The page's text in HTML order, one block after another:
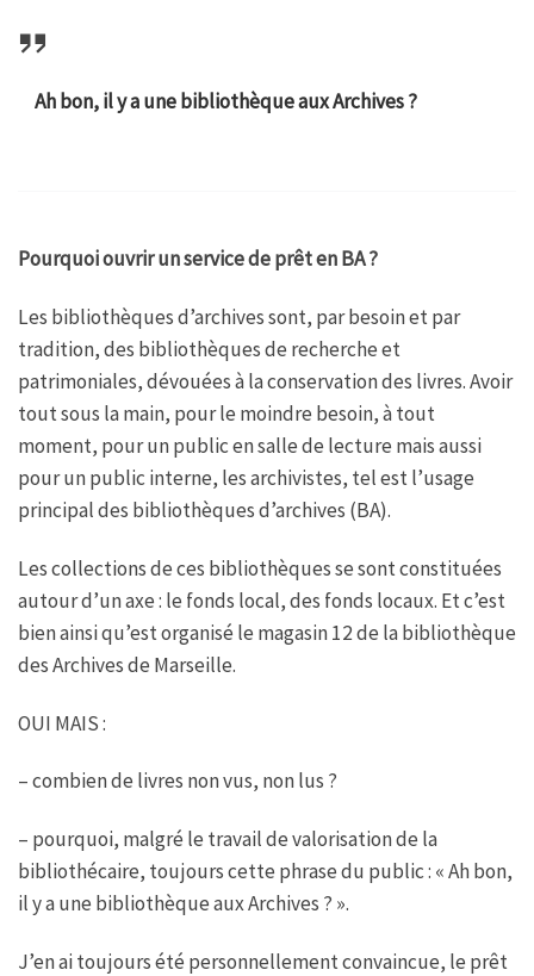
Ah bon, il y a une bibliothèque aux Archives ?
Pourquoi ouvrir un service de prêt en BA ?
Les bibliothèques d’archives sont, par besoin et par
tradition, des bibliothèques de recherche et
patrimoniales, dévouées à la conservation des livres. Avoir
tout sous la main, pour le moindre besoin, à tout
moment, pour un public en salle de lecture mais aussi
pour un public interne, les archivistes, tel est l’usage
principal des bibliothèques d’archives (BA).
Les collections de ces bibliothèques se sont constituées
autour d’un axe : le fonds local, des fonds locaux. Et c’est
bien ainsi qu’est organisé le magasin 12 de la bibliothèque
des Archives de Marseille.
OUI MAIS :
– combien de livres non vus, non lus ?
– pourquoi, malgré le travail de valorisation de la
bibliothécaire, toujours cette phrase du public : « Ah bon,
il y a une bibliothèque aux Archives ? ».
J’en ai toujours été personnellement convaincue, le prêt